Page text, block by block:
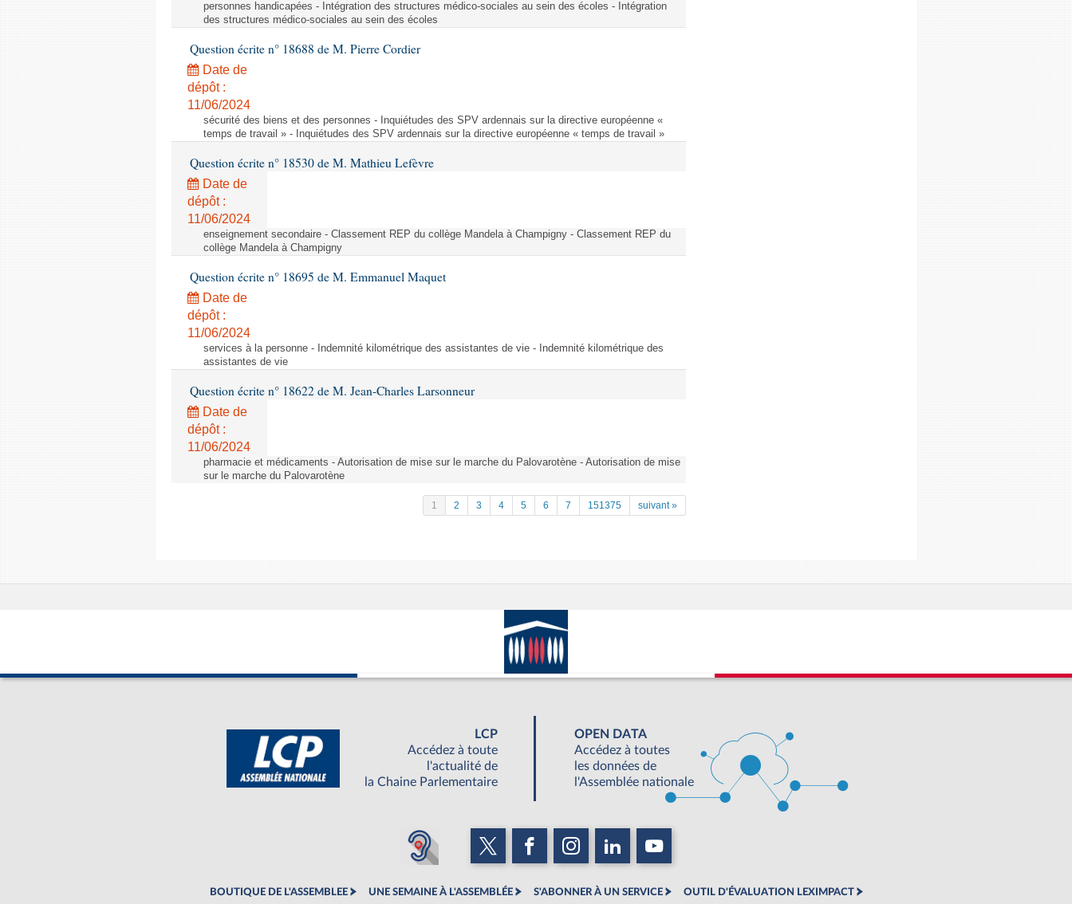
personnes handicapées - Intégration des structures médico-sociales au sein des écoles - Intégration
des structures médico-sociales au sein des écoles
Question écrite n° 18688 de M. Pierre Cordier
Date de
dépôt :
11/06/2024
sécurité des biens et des personnes - Inquiétudes des SPV ardennais sur la directive européenne «
temps de travail » - Inquiétudes des SPV ardennais sur la directive européenne « temps de travail »
Question écrite n° 18530 de M. Mathieu Lefèvre
Date de
dépôt :
11/06/2024
enseignement secondaire - Classement REP du collège Mandela à Champigny - Classement REP du
collège Mandela à Champigny
Question écrite n° 18695 de M. Emmanuel Maquet
Date de
dépôt :
11/06/2024
services à la personne - Indemnité kilométrique des assistantes de vie - Indemnité kilométrique des
assistantes de vie
Question écrite n° 18622 de M. Jean-Charles Larsonneur
Date de
dépôt :
11/06/2024
pharmacie et médicaments - Autorisation de mise sur le marche du Palovarotène - Autorisation de mise
sur le marche du Palovarotène
1 2 3 4 5 6 7 151375 suivant »
LCP
Accédez à toute
l'actualité de
la Chaine Parlementaire
OPEN DATA
Accédez à toutes
les données de
l'Assemblée nationale
BOUTIQUE DE L'ASSEMBLEE UNE SEMAINE À L'ASSEMBLÉE S'ABONNER À UN SERVICE OUTIL D'ÉVALUATION LEXIMPACT